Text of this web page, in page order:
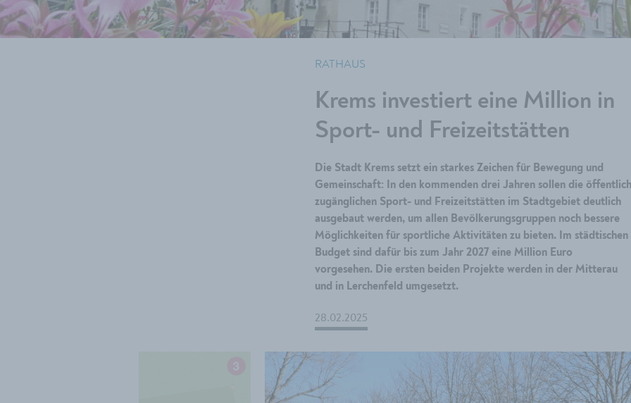
RATHAUS
Krems investiert eine Million in
Sport- und Freizeitstätten
Die Stadt Krems setzt ein starkes Zeichen für Bewegung und
Gemeinschaft: In den kommenden drei Jahren sollen die öffentlich
zugänglichen Sport- und Freizeitstätten im Stadtgebiet deutlich
ausgebaut werden, um allen Bevölkerungsgruppen noch bessere
Möglichkeiten für sportliche Aktivitäten zu bieten. Im städtischen
Budget sind dafür bis zum Jahr 2027 eine Million Euro
vorgesehen. Die ersten beiden Projekte werden in der Mitterau
und in Lerchenfeld umgesetzt.
28.02.2025